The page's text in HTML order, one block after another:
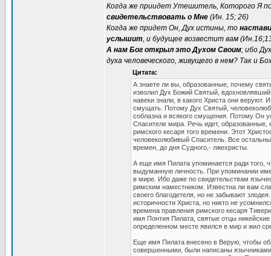
Когда же приидет Утешитель, Которого Я
свидетельствовать о Мне (Ин. 15; 26)
Когда же придет Он, Дух истины, то
услышит, и будущее возвестит вам
А нам Бог открыл это Духом Своим; ибо
духа человеческого, живущего в нем? Так и
Цитата:
А знаете ли вы, образованные, почему
изволил Дух Божий Святый,
навеки знали, в какого Христа они
смущать. Потому Дух Святый,
соблазна и всякого смущения. Потому Он
Спасителе мира. Речь идет, образованные,
римского кесаря того времени. Этот
человеколюбивый Спаситель. Все
времен, до дня Судного,- лжехристы.
А еще имя Пилата упоминается ради того,
выдуманную личность. При упоминании
в мире. Ибо даже по свидетельствам
римским наместником. Известна ли вам
своего благодетеля, но не забывают
историчности Христа, но никто не
времена правления римского кесаря
имя Понтия Пилата, святые отцы
определенном месте явился в мир и жил
Еще имя Пилата внесено в Верую, чтобы
совершенными, были написаны